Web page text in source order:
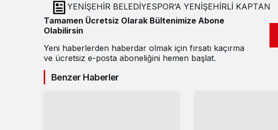
YENİŞEHİR BELEDİYESPOR’A YENİŞEHİRLİ KAPTAN
Tamamen Ücretsiz Olarak Bültenimize Abone
Olabilirsin
Yeni haberlerden haberdar olmak için fırsatı kaçırma
ve ücretsiz e-posta aboneliğini hemen başlat.
Benzer Haberler